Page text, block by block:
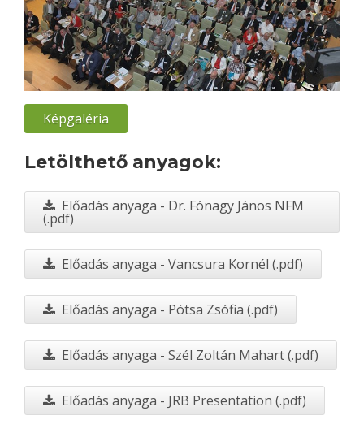
Képgaléria
Letölthető anyagok:
Előadás anyaga - Dr. Fónagy János NFM
(.pdf)
Előadás anyaga - Vancsura Kornél (.pdf)
Előadás anyaga - Pótsa Zsófia (.pdf)
Előadás anyaga - Szél Zoltán Mahart (.pdf)
Előadás anyaga - JRB Presentation (.pdf)